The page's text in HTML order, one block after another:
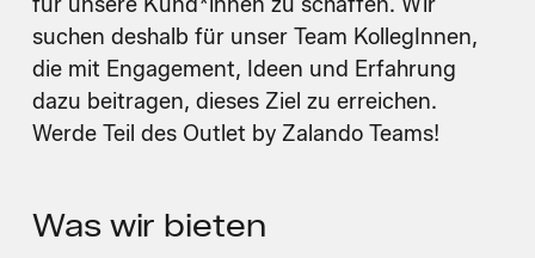
suchen deshalb für unser Team KollegInnen,
die mit Engagement, Ideen und Erfahrung
dazu beitragen, dieses Ziel zu erreichen.
Werde Teil des Outlet by Zalando Teams!
Was wir bieten